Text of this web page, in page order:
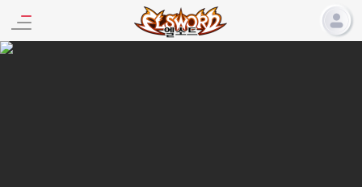
엘소드 프로모션